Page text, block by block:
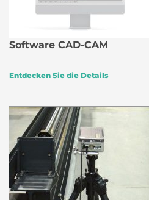
Software CAD-CAM
Entdecken Sie die Details